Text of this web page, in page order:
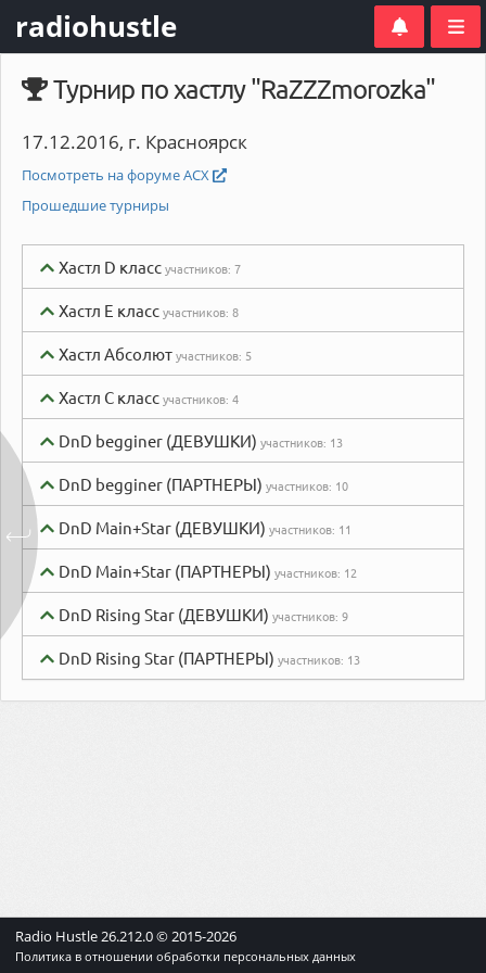
radiohustle
Турнир по хастлу "RaZZZmorozka"
17.12.2016, г. Красноярск
Посмотреть на форуме АСХ
Прошедшие турниры
Хастл D классучастников: 7
Хастл E классучастников: 8
Хастл Абсолютучастников: 5
Хастл С классучастников: 4
DnD begginer (ДЕВУШКИ) участников: 13
DnD begginer (ПАРТНЕРЫ) участников: 10
DnD Main+Star (ДЕВУШКИ) участников: 11
DnD Main+Star (ПАРТНЕРЫ) участников: 12
DnD Rising Star (ДЕВУШКИ) участников: 9
DnD Rising Star (ПАРТНЕРЫ) участников: 13
Radio Hustle26.212.0© 2015-2026
Политика в отношении обработки персональных данных